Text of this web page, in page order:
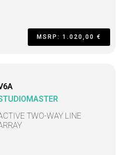
MSRP: 1.020,00 €
TWO-WAY LINE